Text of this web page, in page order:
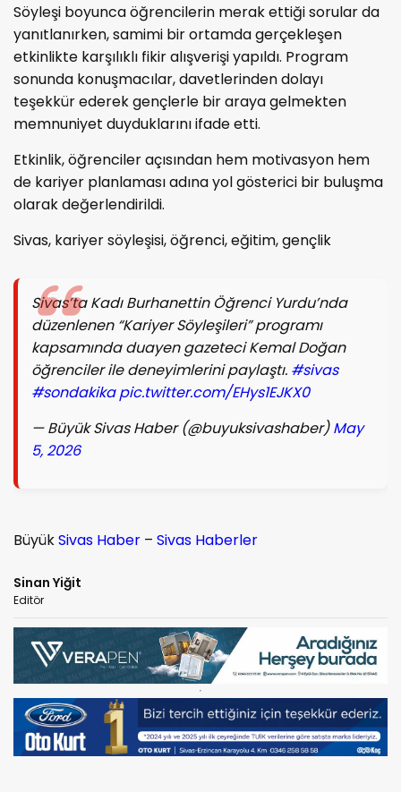
Söyleşi boyunca öğrencilerin merak ettiği sorular da
yanıtlanırken, samimi bir ortamda gerçekleşen
etkinlikte karşılıklı fikir alışverişi yapıldı. Program
sonunda konuşmacılar, davetlerinden dolayı
teşekkür ederek gençlerle bir araya gelmekten
memnuniyet duyduklarını ifade etti.
Etkinlik, öğrenciler açısından hem motivasyon hem
de kariyer planlaması adına yol gösterici bir buluşma
olarak değerlendirildi.
Sivas, kariyer söyleşisi, öğrenci, eğitim, gençlik
Sivas’ta Kadı Burhanettin Öğrenci Yurdu’nda
düzenlenen “Kariyer Söyleşileri” programı
kapsamında duayen gazeteci Kemal Doğan
öğrenciler ile deneyimlerini paylaştı. #sivas
#sondakika pic.twitter.com/EHys1EJKX0
— Büyük Sivas Haber (@buyuksivashaber)May
5, 2026
BüyükSivas Haber – Sivas Haberler
Sinan Yiğit
Editör